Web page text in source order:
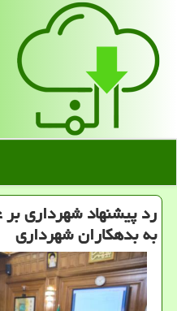
به بدهكاران شهرداری